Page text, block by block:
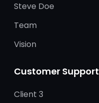
Steve Doe
Team
Vision
Customer Support
Client 3